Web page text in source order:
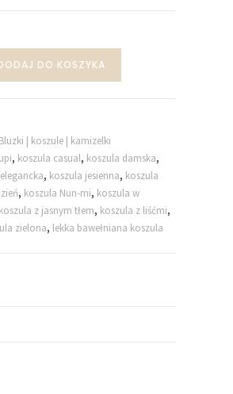
DO KOSZYKA
Bluzki | koszule | kamizelki
, koszula casual, koszula damska,
, koszula jesienna, koszula
, koszula Nun-mi, koszula w
koszula z jasnym tłem, koszula z liśćmi,
zielona, lekka bawełniana koszula